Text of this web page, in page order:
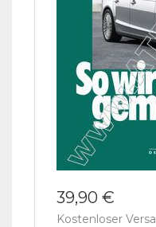
39,90 €
Kostenloser